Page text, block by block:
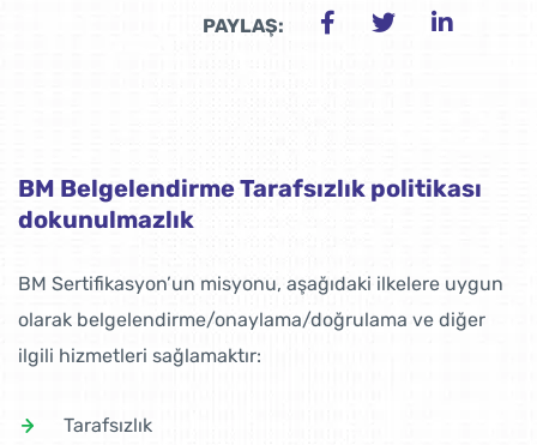
PAYLAŞ:
BM BelgelendirmeTarafsızlık politikası
dokunulmazlık
BM Sertifikasyon’un misyonu, aşağıdaki ilkelere uygun
olarak belgelendirme/onaylama/doğrulama ve diğer
ilgili hizmetleri sağlamaktır:
Tarafsızlık